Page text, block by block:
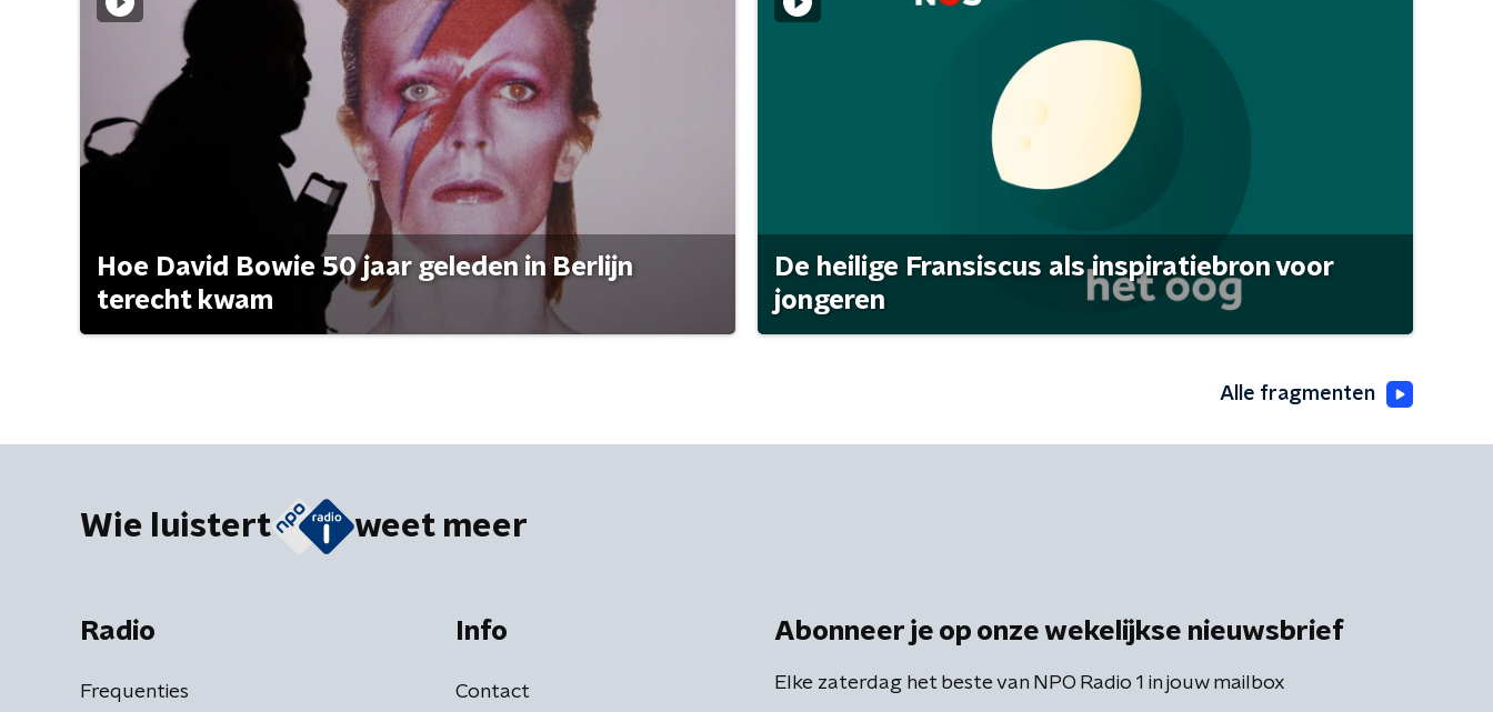
Hoe David Bowie 50 jaar geleden in Berlijn
terecht kwam
De heilige Fransiscus als inspiratiebron voor
jongeren
Alle fragmenten
Wie luistert weet meer
Radio
Frequenties
Info
Contact
Abonneer je op onze wekelijkse nieuwsbrief
Elke zaterdag het beste van NPO Radio 1 in jouw mailbox